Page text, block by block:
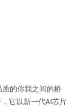
的你我之间的桥
它以新一代AI芯片